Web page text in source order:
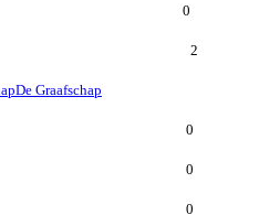
0
2
De Graafschap
0
0
0